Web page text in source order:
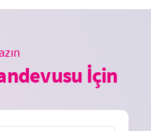
İçin